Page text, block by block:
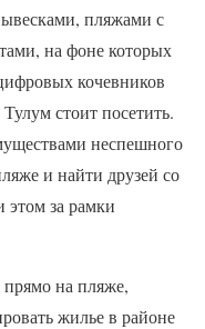
пляжами с
на фоне которых
кочевников
стоит посетить.
неспешного
и найти друзей со
за рамки
прямо на пляже,
жилье в районе